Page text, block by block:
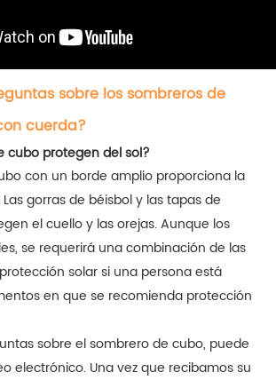
sobre los sombreros de
cuerda?
cubo protegen del sol?
con un borde amplio proporciona la
gorras de béisbol y las tapas de
el cuello y las orejas. Aunque los
se requerirá una combinación de las
solar si una persona está
en que se recomienda protección
sobre el sombrero de cubo, puede
electrónico. Una vez que recibamos su